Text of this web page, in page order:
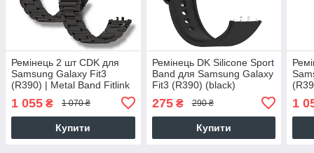
Ремінець 2 шт CDK для
Samsung Galaxy Fit3
(R390) | Metal Band Fitlink
1 055 ₴ 1 070 ₴
Купити
Ремінець DK Silicone Sport
Band для Samsung Galaxy
Fit3 (R390) (black)
275₴ 290 ₴
Купити
1